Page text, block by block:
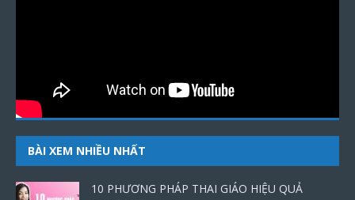
BÀI XEM NHIỀU NHẤT
10 PHƯƠNG PHÁP THAI GIÁO HIỆU QUẢ